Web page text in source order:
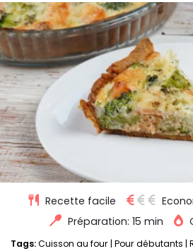
Recette facile
Préparation: 15 min
Tags:Cuisson au four Pour débutants